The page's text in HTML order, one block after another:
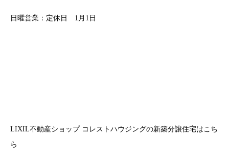
日曜営業：定休日 1月1日
LIXIL不動産ショップ コレストハウジングの新築分譲住宅はこち
ら